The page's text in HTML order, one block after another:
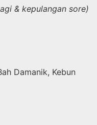
& kepulangan sore)
Damanik, Kebun